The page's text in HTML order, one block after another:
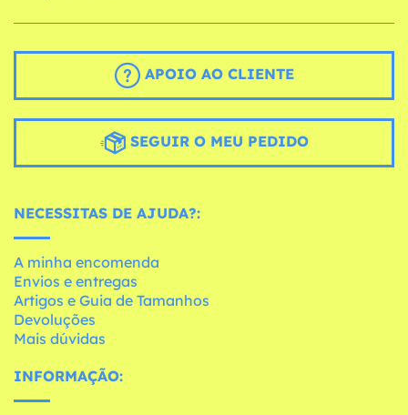
APOIO AO CLIENTE
SEGUIR O MEU PEDIDO
NECESSITAS DE AJUDA?:
A minha encomenda
Envios e entregas
Artigos e Guia de Tamanhos
Devoluções
Mais dúvidas
INFORMAÇÃO: